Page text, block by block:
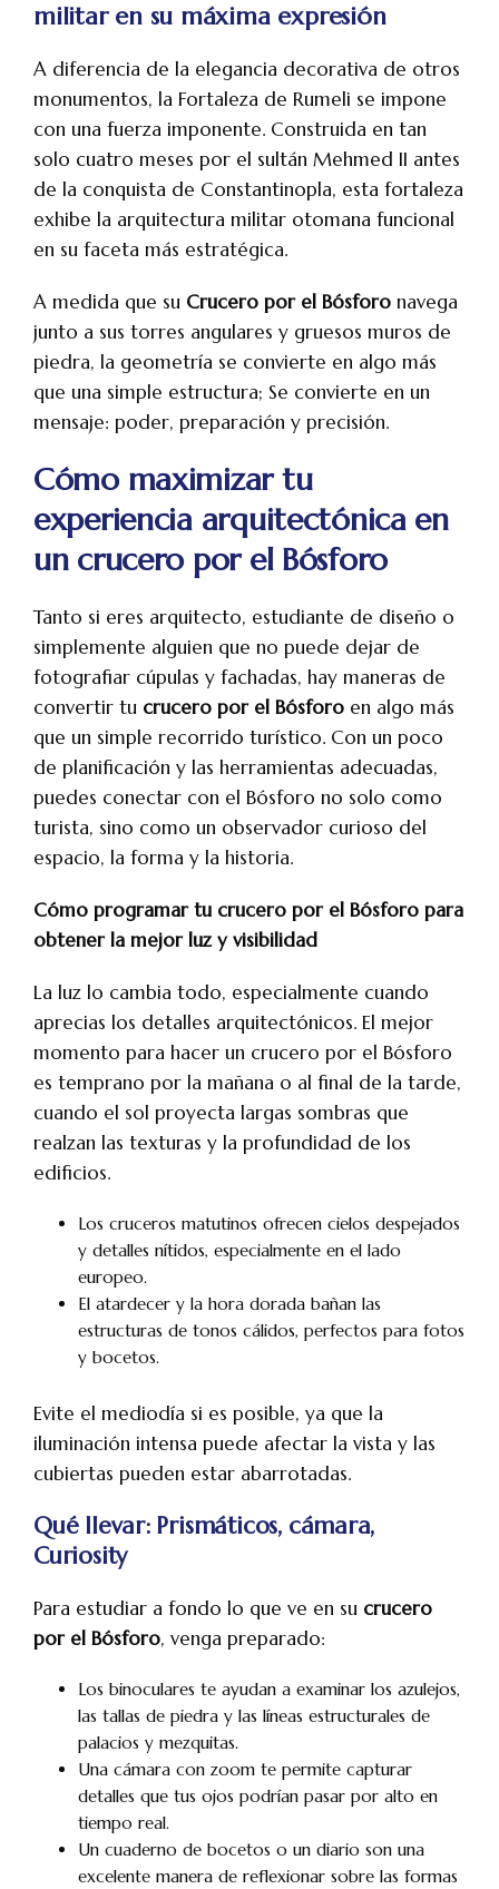
militar en su máxima expresión
A diferencia de la elegancia decorativa de otros
monumentos, la Fortaleza de Rumeli se impone
con una fuerza imponente. Construida en tan
solo cuatro meses por el sultán Mehmed II antes
de la conquista de Constantinopla, esta fortaleza
exhibe la arquitectura militar otomana funcional
en su faceta más estratégica.
A medida que su Crucero por el Bósforo navega
junto a sus torres angulares y gruesos muros de
piedra, la geometría se convierte en algo más
que una simple estructura; Se convierte en un
mensaje: poder, preparación y precisión.
Cómo maximizar tu
experiencia arquitectónica en
un crucero por el Bósforo
Tanto si eres arquitecto, estudiante de diseño o
simplemente alguien que no puede dejar de
fotografiar cúpulas y fachadas, hay maneras de
convertir tu crucero por el Bósforo en algo más
que un simple recorrido turístico. Con un poco
de planificación y las herramientas adecuadas,
puedes conectar con el Bósforo no solo como
turista, sino como un observador curioso del
espacio, la forma y la historia.
Cómo programar tu crucero por el Bósforo para
obtener la mejor luz y visibilidad
La luz lo cambia todo, especialmente cuando
aprecias los detalles arquitectónicos. El mejor
momento para hacer un crucero por el Bósforo
es temprano por la mañana o al final de la tarde,
cuando el sol proyecta largas sombras que
realzan las texturas y la profundidad de los
edificios.
Los cruceros matutinos ofrecen cielos despejados
y detalles nítidos, especialmente en el lado
europeo.
El atardecer y la hora dorada bañan las
estructuras de tonos cálidos, perfectos para fotos
y bocetos.
Evite el mediodía si es posible, ya que la
iluminación intensa puede afectar la vista y las
cubiertas pueden estar abarrotadas.
Qué llevar: Prismáticos, cámara,
Curiosity
Para estudiar a fondo lo que ve en su crucero
por el Bósforo, venga preparado:
Los binoculares te ayudan a examinar los azulejos,
las tallas de piedra y las líneas estructurales de
palacios y mezquitas.
Una cámara con zoom te permite capturar
detalles que tus ojos podrían pasar por alto en
tiempo real.
Un cuaderno de bocetos o un diario son una
excelente manera de reflexionar sobre las formas